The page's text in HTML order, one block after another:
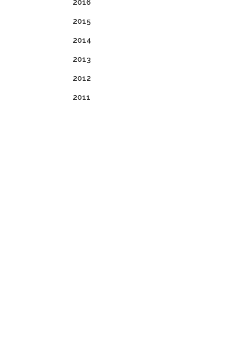
2016
2015
2014
2013
2012
2011